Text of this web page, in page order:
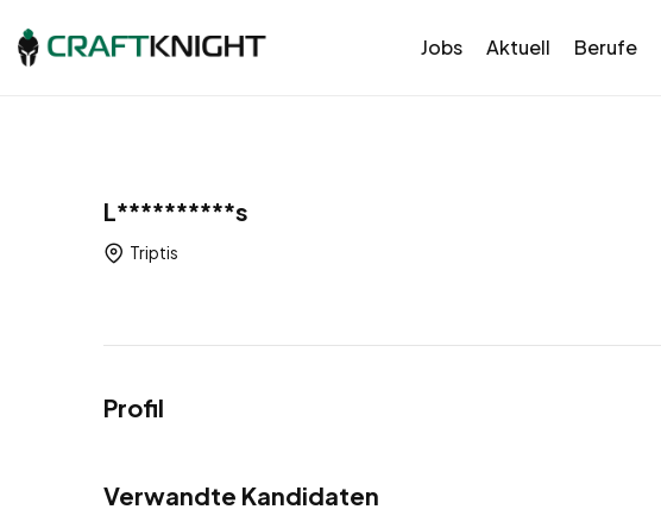
Jobs Aktuell Berufe
L**********s
Triptis
Profil
Verwandte Kandidaten